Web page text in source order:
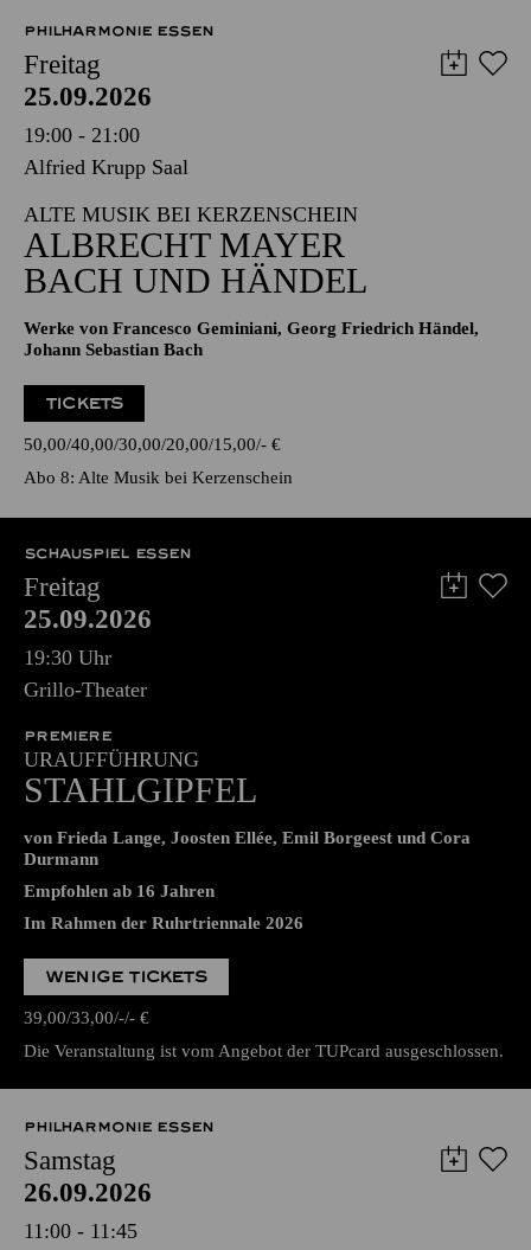
PHILHARMONIE ESSEN
Freitag
25.09.2026
19:00 - 21:00
Alfried Krupp Saal
ALTE MUSIK BEI KERZENSCHEIN
ALBRECHT MAYER
BACH UND HÄNDEL
Werke von Francesco Geminiani, Georg Friedrich Händel,
Johann Sebastian Bach
TICKETS
50,00 40,00 30,00 20,00 15,00 - €
Abo 8: Alte Musik bei Kerzenschein
SCHAUSPIEL ESSEN
Freitag
25.09.2026
19:30 Uhr
Grillo-Theater
PREMIERE
URAUFFÜHRUNG
STAHLGIPFEL
von Frieda Lange, Joosten Ellée, Emil Borgeest und Cora
Durmann
Empfohlen ab 16 Jahren
Im Rahmen der Ruhrtriennale 2026
WENIGE TICKETS
39,00 33,00 - - €
Die Veranstaltung ist vom Angebot der TUPcard ausgeschlossen.
PHILHARMONIE ESSEN
Samstag
26.09.2026
11:00 - 11:45